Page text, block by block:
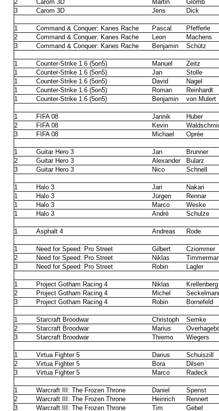
2
Carom 3D Martin
Glomb
3
Carom 3D Jens Dick
1 Command & Conquer: Kanes Rache Pascal
Pfefferle
2
Command & Conquer: Kanes Rache Leon
Machens
3
Command & Conquer: Kanes Rache Benjamin Schütz
1 Counter-Strike 1.6 (5on5) Manuel
Zeitz
1
Counter-Strike 1.6 (5on5) Jan
Stolle
1
Counter-Strike 1.6 (5on5) David
Nagel
1
Counter-Strike 1.6 (5on5) Roman
Reinhardt
1
Counter-Strike 1.6 (5on5) Benjamin von Mulert
1 FIFA 08 Jannik
Huber
2
FIFA 08 Kevin
3
FIFA 08 Michael Oprée
1 Guitar Hero 3 Jan
Brunner
2
Guitar Hero 3 Alexander
Bularz
3
Guitar Hero 3 Nico Schnell
1 Halo 3 Jari
Nakari
1
Halo 3 Jürgen
Rennar
1
Halo 3 Marco
Weske
1
Halo 3 André Schulze
1 Asphalt 4 Andreas Rode
1 Need for Speed: Pro Street Gilbert
Cziommer
2
Need for Speed: Pro Street Niklas
3
Need for Speed: Pro Street Robin Lagler
1 Project Gotham Racing 4 Niklas
Krellenberg
2
Project Gotham Racing 4 Michel
3
Project Gotham Racing 4 Robin Bornefeld
1 Starcraft Broodwar Christoph
Semke
2
Starcraft Broodwar Marius
3
Starcraft Broodwar Thiemo Wiegers
1 Virtua Fighter 5 Darius
Schuiszill
2
Virtua Fighter 5 Bora
Dilsen
3
Virtua Fighter 5 Marco Radeck
1 Warcraft III: The Frozen Throne Daniel
Spenst
2
Warcraft III: The Frozen Throne Heinrich
Rennert
3
Warcraft III: The Frozen Throne Tim Gebel